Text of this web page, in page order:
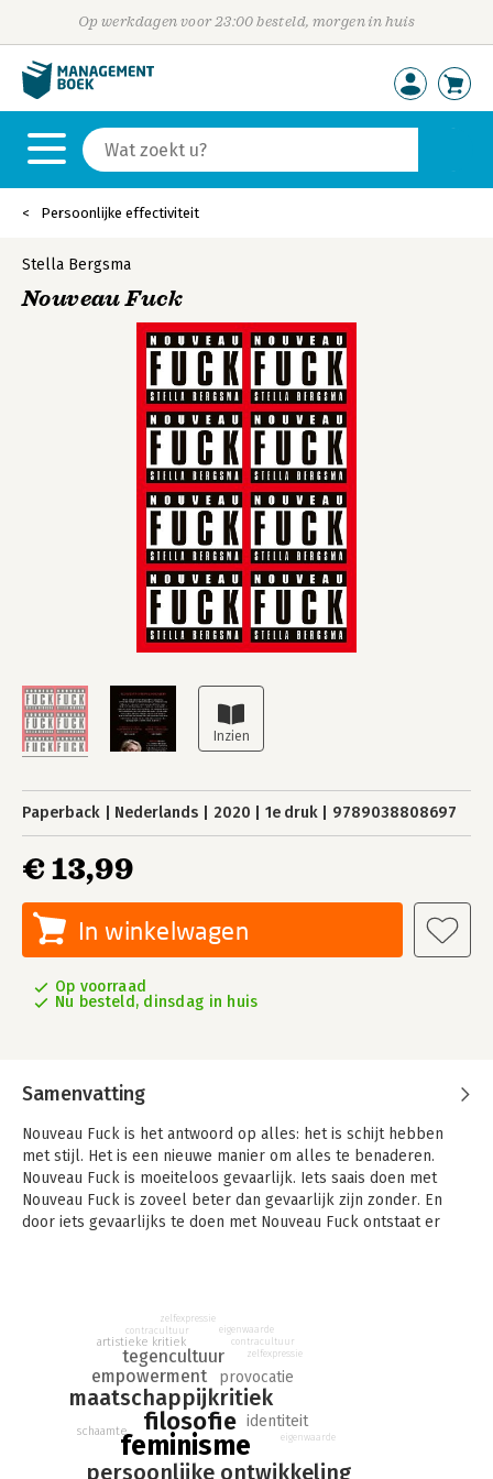
Op werkdagen voor 23:00 besteld, morgen in huis
Persoonlijke effectiviteit
Stella Bergsma
Nouveau Fuck
Paperback Nederlands 2020 1e druk 9789038808697
€ 13,99
In winkelwagen
Op voorraad
Nu besteld, dinsdag in huis
Samenvatting
Nouveau Fuck is het antwoord op alles: het is schijt hebben
met stijl. Het is een nieuwe manier om alles te benaderen.
Nouveau Fuck is moeiteloos gevaarlijk. Iets saais doen met
Nouveau Fuck is zoveel beter dan gevaarlijk zijn zonder. En
door iets gevaarlijks te doen met Nouveau Fuck ontstaat er
Nouveau Fuck krijgen, of het zich aanmeten. Nouveau Fuck is
een beweging, een levensstijl, een manier van kijken. Aan de
hand van het werk van rebelse mensen uit de wereld van
literatuur en kunst als Erica Young, Elizabeth Wurtzel, Mona
Eltahawy, en Valerie Solanas schrijft Stella Bergsma over
onderwerpen als schaamte, woede, kwaadaardigheid, jezelf zijn
en wel of niet deugen. Hoe ben je als vrouw onvermijdelijk?
feminisme
filosofie
persoonlijke ontwikkeling
maatschappijkritiek
empowerment
tegencultuur
provocatie
identiteit
schaamte
artistieke kritiek
contracultuur
zelfexpressie
eigenwaarde
contracultuur
zelfexpressie
eigenwaarde